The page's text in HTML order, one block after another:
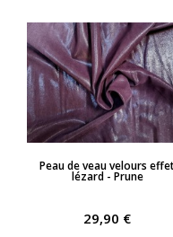
APERÇU RAPIDE
Peau de veau velours
lézard - Prune
29,90 €